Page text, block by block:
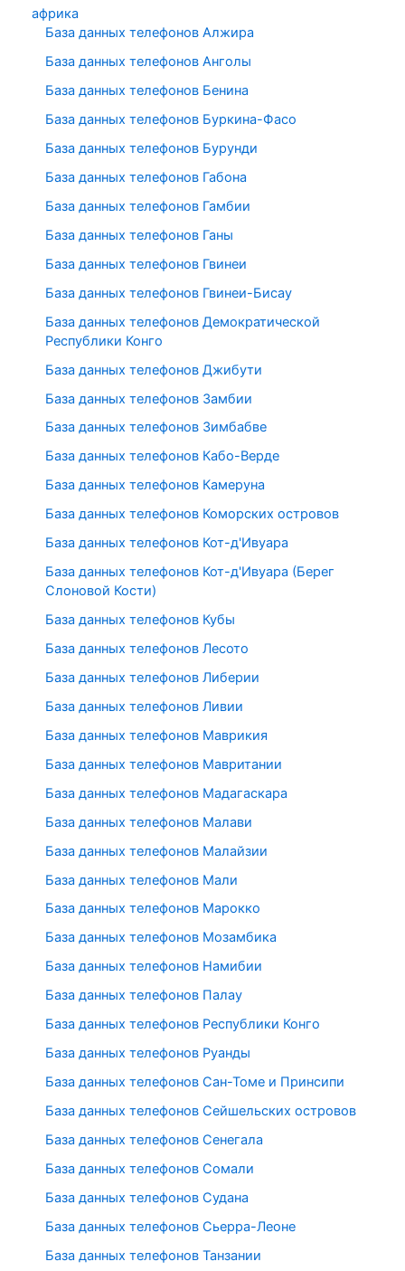
африка
База данных телефонов Алжира
База данных телефонов Анголы
База данных телефонов Бенина
База данных телефонов Буркина-Фасо
База данных телефонов Бурунди
База данных телефонов Габона
База данных телефонов Гамбии
База данных телефонов Ганы
База данных телефонов Гвинеи
База данных телефонов Гвинеи-Бисау
База данных телефонов Демократической
Республики Конго
База данных телефонов Джибути
База данных телефонов Замбии
База данных телефонов Зимбабве
База данных телефонов Кабо-Верде
База данных телефонов Камеруна
База данных телефонов Коморских островов
База данных телефонов Кот-д'Ивуара
База данных телефонов Кот-д'Ивуара (Берег
Слоновой Кости)
База данных телефонов Кубы
База данных телефонов Лесото
База данных телефонов Либерии
База данных телефонов Ливии
База данных телефонов Маврикия
База данных телефонов Мавритании
База данных телефонов Мадагаскара
База данных телефонов Малави
База данных телефонов Малайзии
База данных телефонов Мали
База данных телефонов Марокко
База данных телефонов Мозамбика
База данных телефонов Намибии
База данных телефонов Палау
База данных телефонов Республики Конго
База данных телефонов Руанды
База данных телефонов Сан-Томе и Принсипи
База данных телефонов Сейшельских островов
База данных телефонов Сенегала
База данных телефонов Сомали
База данных телефонов Судана
База данных телефонов Сьерра-Леоне
База данных телефонов Танзании